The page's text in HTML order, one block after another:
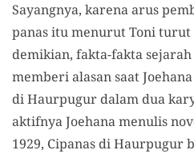
Sayangnya, karena arus
panas itu menurut Toni turut
demikian, fakta-fakta
memberi alasan saat
di Haurpugur dalam dua
aktifnya Joehana menulis
1929, Cipanas di Haurpugur